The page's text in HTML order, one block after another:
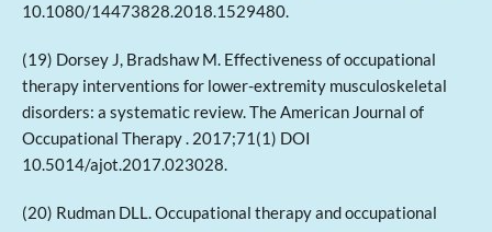
10.1080/14473828.2018.1529480.
(19) Dorsey J, Bradshaw M. Effectiveness of occupational
therapy interventions for lower-extremity musculoskeletal
disorders: a systematic review. The American Journal of
Occupational Therapy . 2017;71(1) DOI
10.5014/ajot.2017.023028.
(20) Rudman DLL. Occupational therapy and occupational